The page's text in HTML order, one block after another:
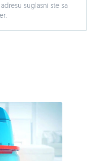
suglasni ste sa